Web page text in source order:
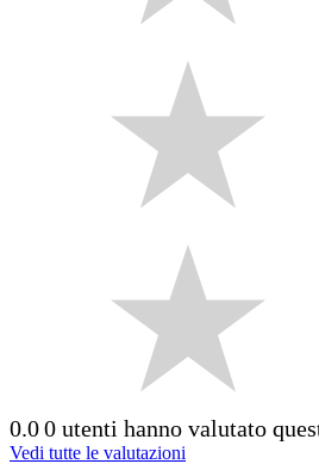
0.00 utenti hanno valutato
Vedi tutte le valutazioni